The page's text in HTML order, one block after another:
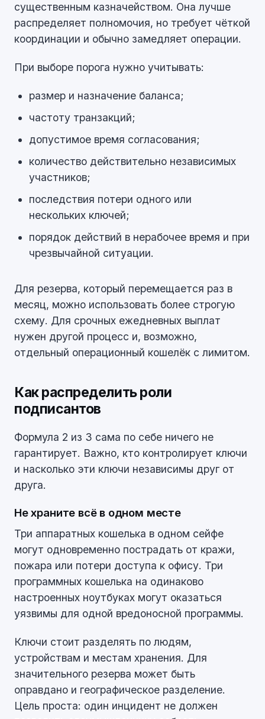
существенным казначейством. Она лучше
распределяет полномочия, но требует чёткой
координации и обычно замедляет операции.
При выборе порога нужно учитывать:
размер и назначение баланса;
частоту транзакций;
допустимое время согласования;
количество действительно независимых
участников;
последствия потери одного или
нескольких ключей;
порядок действий в нерабочее время и при
чрезвычайной ситуации.
Для резерва, который перемещается раз в
месяц, можно использовать более строгую
схему. Для срочных ежедневных выплат
нужен другой процесс и, возможно,
отдельный операционный кошелёк с лимитом.
Как распределить роли
подписантов
Формула 2 из 3 сама по себе ничего не
гарантирует. Важно, кто контролирует ключи
и насколько эти ключи независимы друг от
друга.
Не храните всё в одном месте
Три аппаратных кошелька в одном сейфе
могут одновременно пострадать от кражи,
пожара или потери доступа к офису. Три
программных кошелька на одинаково
настроенных ноутбуках могут оказаться
уязвимы для одной вредоносной программы.
Ключи стоит разделять по людям,
устройствам и местам хранения. Для
значительного резерва может быть
оправдано и географическое разделение.
Цель проста: один инцидент не должен